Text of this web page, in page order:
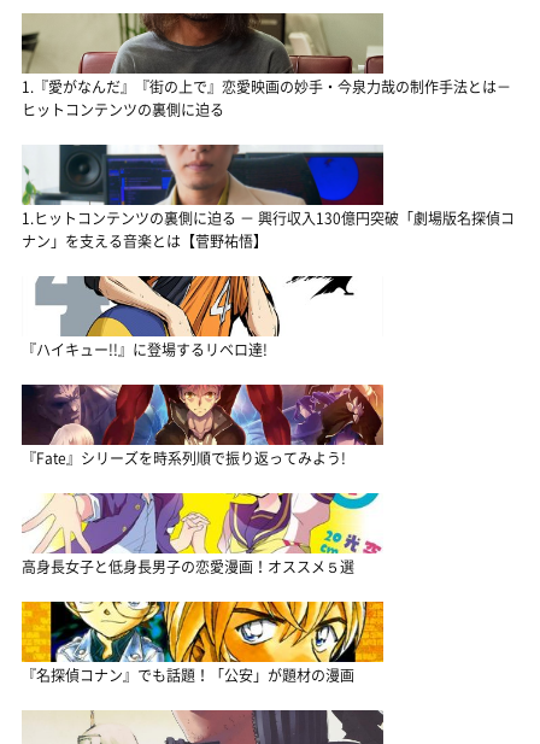
1.『愛がなんだ』『街の上で』恋愛映画の妙手・今泉力哉の制作手法とは－
ヒットコンテンツの裏側に迫る
1.ヒットコンテンツの裏側に迫る － 興行収入130億円突破「劇場版名探偵コ
ナン」を支える音楽とは【菅野祐悟】
『ハイキュー!!』に登場するリベロ達!
『Fate』シリーズを時系列順で振り返ってみよう!
高身長女子と低身長男子の恋愛漫画！オススメ５選
『名探偵コナン』でも話題！「公安」が題材の漫画